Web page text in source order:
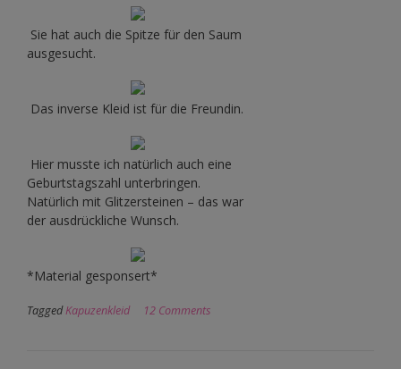
Sie hat auch die Spitze für den Saum
ausgesucht.
Das inverse Kleid ist für die Freundin.
Hier musste ich natürlich auch eine
Geburtstagszahl unterbringen.
Natürlich mit Glitzersteinen – das war
der ausdrückliche Wunsch.
*Material gesponsert*
TaggedKapuzenkleid 12 Comments